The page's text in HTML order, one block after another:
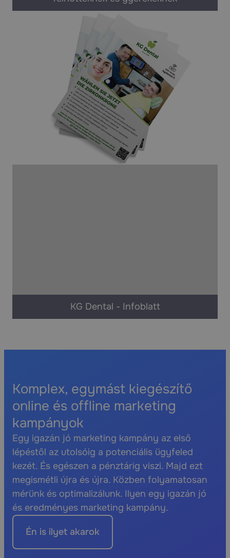
KG Dental - Infoblatt
Komplex, egymást kiegészítő
online és offline marketing
kampányok
Egy igazán jó marketing kampány az első
lépéstől az utolsóig a potenciális ügyfeled
kezét. És egészen a pénztárig viszi. Majd ezt
megismétli újra és újra. Közben folyamatosan
mérünk és optimalizálunk. Ilyen egy igazán jó
és eredményes marketing kampány.
Én is ilyet akarok